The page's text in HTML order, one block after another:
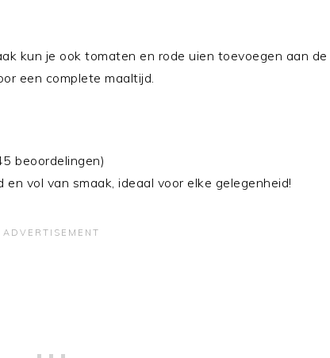
kun je ook tomaten en rode uien toevoegen aan de
een complete maaltijd.
beoordelingen)
en vol van smaak, ideaal voor elke gelegenheid!